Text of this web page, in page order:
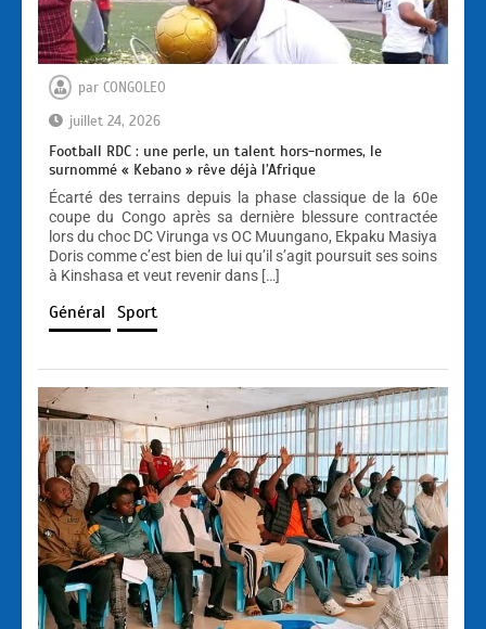
par CONGOLEO
juillet 24, 2026
Football RDC : une perle, un talent hors-normes, le
surnommé « Kebano » rêve déjà l’Afrique
Écarté des terrains depuis la phase classique de la 60e
coupe du Congo après sa dernière blessure contractée
lors du choc DC Virunga vs OC Muungano, Ekpaku Masiya
Doris comme c’est bien de lui qu’il s’agit poursuit ses soins
à Kinshasa et veut revenir dans […]
Général Sport